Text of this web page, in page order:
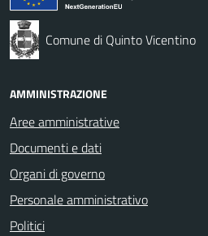
Comune di Quinto Vicentino
AMMINISTRAZIONE
Aree amministrative
Documenti e dati
Organi di governo
Personale amministrativo
Politici